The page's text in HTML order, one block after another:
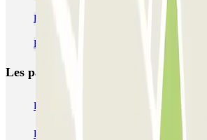
Parking Gare Centrale Bruxelles pas cher |
Parking Marché de Noël Bruxelles pas cher
Les parkings les plus réservés
Parking Paris
Parking Charles de Gaulle - Roissy Aeroport